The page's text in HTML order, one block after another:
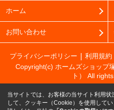
ホーム
お問い合わせ
プライバシーポリシー 利用規約
Copyright(c) ホームズショップ
ト） All
当サイトでは、お客様の当サイト利用
して、クッキー（Cookie）を使用してい